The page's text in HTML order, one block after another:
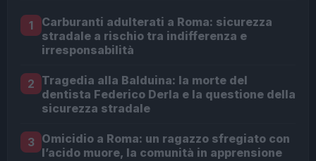
1
Carburanti adulterati a Roma: sicurezza
stradale a rischio tra indifferenza e
irresponsabilità
2 Tragedia alla Balduina: la morte del
dentista Federico Derla e la questione della
sicurezza stradale
3 Omicidio a Roma: un ragazzo sfregiato con
l’acido muore, la comunità in apprensione